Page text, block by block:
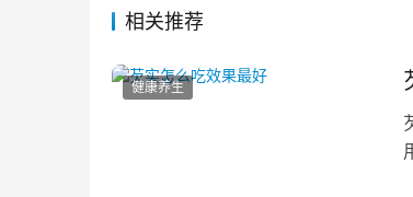
相关推荐
健康养生